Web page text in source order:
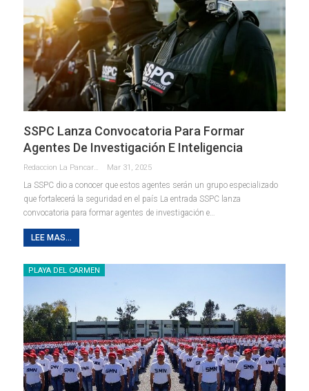
SSPC Lanza Convocatoria Para Formar
Agentes De Investigación E Inteligencia
Redaccion La Pancarta De Quintana Roo Mar 31, 2025
La SSPC dio a conocer que estos agentes serán un grupo especializado
que fortalecerá la seguridad en el país La entrada SSPC lanza
convocatoria para formar agentes de investigación e…
LEE MAS...
PLAYA DEL CARMEN